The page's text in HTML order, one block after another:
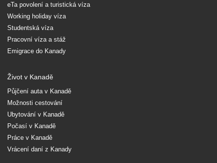
eTa povolení a turistická víza
Working holiday víza
Studentská víza
Pracovní víza a stáž
Emigrace do Kanady
Život v Kanadě
Půjčení auta v Kanadě
Možnosti cestování
Ubytování v Kanadě
Počasí v Kanadě
Práce v Kanadě
Vrácení daní z Kanady